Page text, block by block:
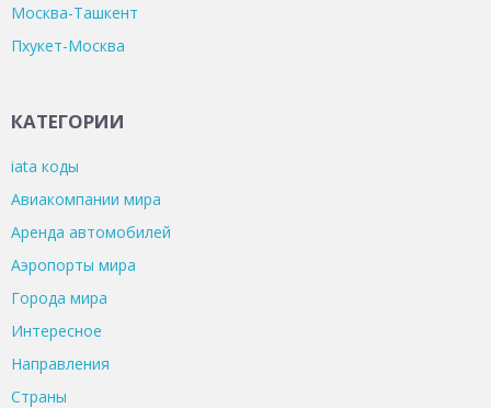
Москва-Ташкент
Пхукет-Москва
КАТЕГОРИИ
iata коды
Авиакомпании мира
Аренда автомобилей
Аэропорты мира
Города мира
Интересное
Направления
Страны